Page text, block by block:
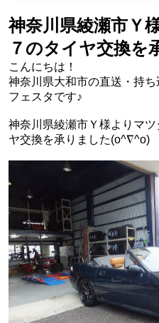
神奈川県綾瀬市Ｙ
７のタイヤ交換を
こんにちは！
神奈川県大和市の直送・‪‎持
フェスタです♪
神奈川県綾瀬市Ｙ様よりマ
ヤ交換を承りました(o^∇^o)